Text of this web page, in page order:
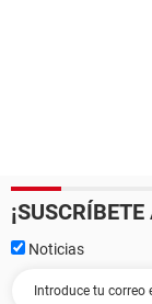
Noticias